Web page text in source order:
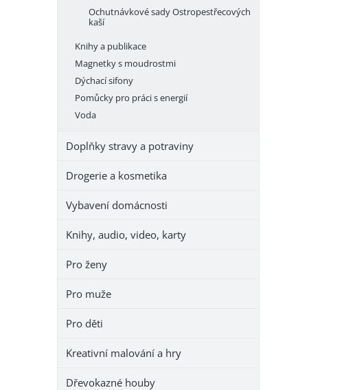
Ochutnávkové sady Ostropestřecových
kaší
Knihy a publikace
Magnetky s moudrostmi
Dýchací sifony
Pomůcky pro práci s energií
Voda
Doplňky stravy a potraviny
Drogerie a kosmetika
Vybavení domácnosti
Knihy, audio, video, karty
Pro ženy
Pro muže
Pro děti
Kreativní malování a hry
Dřevokazné houby